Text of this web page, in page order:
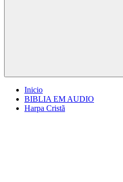
Inicio
BIBLIA EM AUDIO
Harpa Cristã